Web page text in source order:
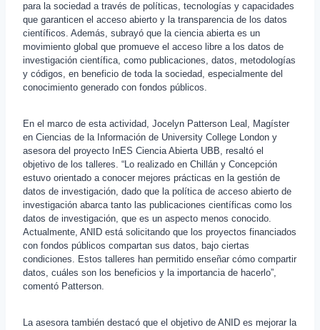
para la sociedad a través de políticas, tecnologías y capacidades
que garanticen el acceso abierto y la transparencia de los datos
científicos. Además, subrayó que la ciencia abierta es un
movimiento global que promueve el acceso libre a los datos de
investigación científica, como publicaciones, datos, metodologías
y códigos, en beneficio de toda la sociedad, especialmente del
conocimiento generado con fondos públicos.
En el marco de esta actividad, Jocelyn Patterson Leal, Magíster
en Ciencias de la Información de University College London y
asesora del proyecto InES Ciencia Abierta UBB, resaltó el
objetivo de los talleres. “Lo realizado en Chillán y Concepción
estuvo orientado a conocer mejores prácticas en la gestión de
datos de investigación, dado que la política de acceso abierto de
investigación abarca tanto las publicaciones científicas como los
datos de investigación, que es un aspecto menos conocido.
Actualmente, ANID está solicitando que los proyectos financiados
con fondos públicos compartan sus datos, bajo ciertas
condiciones. Estos talleres han permitido enseñar cómo compartir
datos, cuáles son los beneficios y la importancia de hacerlo”,
comentó Patterson.
La asesora también destacó que el objetivo de ANID es mejorar la